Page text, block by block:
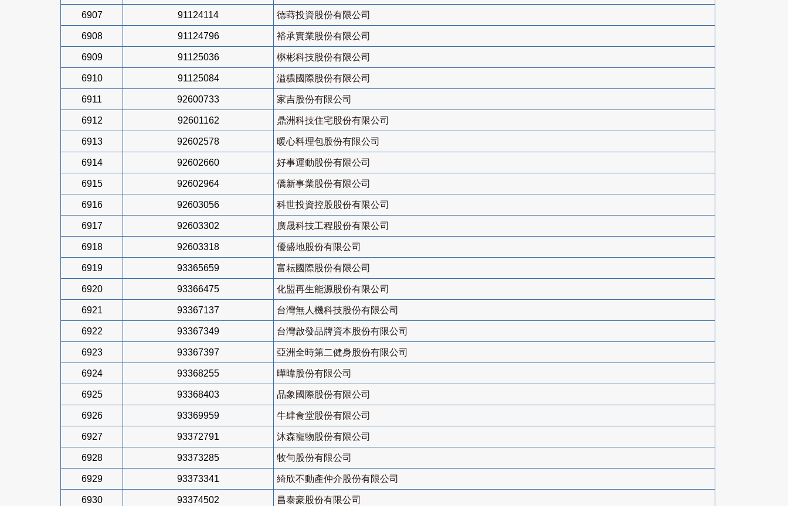
6907 91124114 德蒔投資股份有限公司
6908 91124796 裕承實業股份有限公司
6909 91125036 楙彬科技股份有限公司
6910 91125084 溢穠國際股份有限公司
6911 92600733 家吉股份有限公司
6912 92601162 鼎洲科技住宅股份有限公司
6913 92602578 暖心料理包股份有限公司
6914 92602660 好事運動股份有限公司
6915 92602964 僑新事業股份有限公司
6916 92603056 科世投資控股股份有限公司
6917 92603302 廣晟科技工程股份有限公司
6918 92603318 優盛地股份有限公司
6919 93365659 富耘國際股份有限公司
6920 93366475 化盟再生能源股份有限公司
6921 93367137 台灣無人機科技股份有限公司
6922 93367349 台灣啟發品牌資本股份有限公司
6923 93367397 亞洲全時第二健身股份有限公司
6924 93368255 曄暐股份有限公司
6925 93368403 品象國際股份有限公司
6926 93369959 牛肆食堂股份有限公司
6927 93372791 沐森寵物股份有限公司
6928 93373285 牧勻股份有限公司
6929 93373341 綺欣不動產仲介股份有限公司
6930 93374502 昌泰豪股份有限公司